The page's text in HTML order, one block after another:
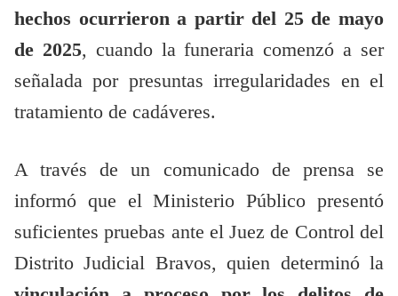
hechos ocurrieron a partir del 25 de mayo
de 2025, cuando la funeraria comenzó a ser
señalada por presuntas irregularidades en el
tratamiento de cadáveres.
A través de un comunicado de prensa se
informó que el Ministerio Público presentó
suficientes pruebas ante el Juez de Control del
Distrito Judicial Bravos, quien determinó la